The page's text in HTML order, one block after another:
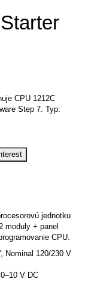
CPU 1212C
Step 7. Typ:
jednotku
moduly + panel
CPU.
Nominal 120/230 V
V DC